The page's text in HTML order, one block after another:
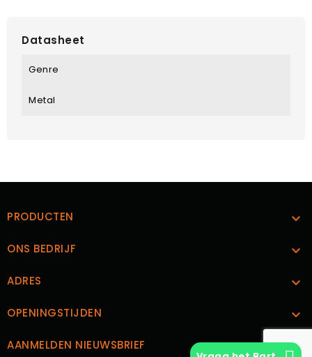
Datasheet
Genre
Metal
PRODUCTEN 
ONS BEDRIJF 
ADRES 
OPENINGSTIJDEN 
AANMELDEN NIEUWSBRIEF 